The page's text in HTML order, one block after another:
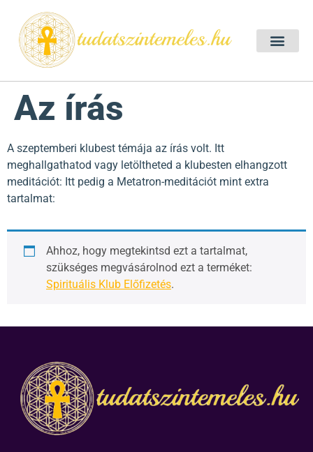
Az írás
A szeptemberi klubest témája az írás volt. Itt
meghallgathatod vagy letöltheted a klubesten elhangzott
meditációt: Itt pedig a Metatron-meditációt mint extra
tartalmat:
Ahhoz, hogy megtekintsd ezt a tartalmat,
szükséges megvásárolnod ezt a terméket:
Spirituális Klub Előfizetés.